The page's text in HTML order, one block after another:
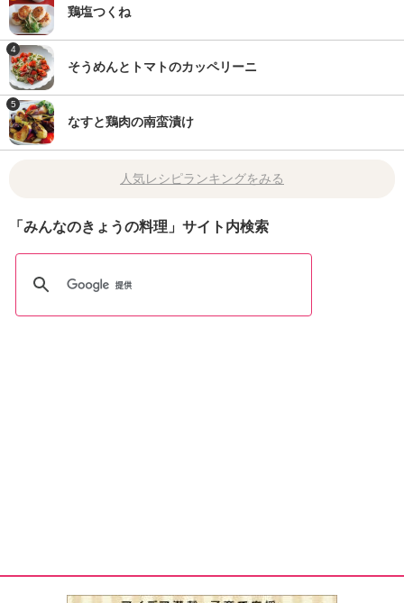
鶏塩つくね
4
そうめんとトマトのカッペリーニ
5
なすと鶏肉の南蛮漬け
人気レシピランキングをみる
「みんなのきょうの料理」サイト内検索